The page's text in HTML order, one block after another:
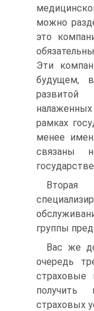
можно
это
Эти
будущем,
рамках
менее
связаны
Вторая
группы
Вас же
очередь
страховые
получить
страховых